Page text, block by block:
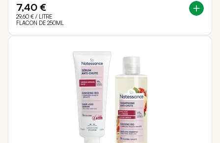
7,40 €
29,60 € / LITRE
FLACON DE 250ML